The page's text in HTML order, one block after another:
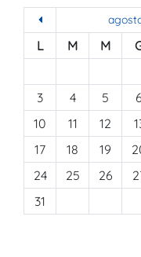
L M M
3
4 5 6
10
11 12
17
18 19
24
25 26
31